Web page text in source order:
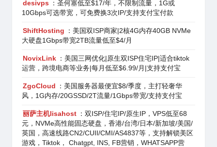
desivps
：圣何塞低至$17/年，不限制流量，1G或
10Gbps可选带宽，可免费换3次IP/支持支付宝付款
ShiftHosting
：美国双ISP商家|2核4G内存40GB NVMe
大硬盘1Gbps带宽2TB流量低至$4/月
NovixLink ：美国三网优化|原生双ISP住宅IP|适合tiktok
运营，跨境电商等业务|每月低至$6.99/月|支持支付宝
ZgoCloud
：美国服务器最便宜$8/季度，主打轻奢华
风，1G内存/20GSSD/2T流量/1Gbps带宽/支持支付宝
丽萨主机lisahost ：双ISP/住宅IP/原生IP，VPS低至68
元，NVMe高性能固态硬盘，香港/台湾/日本/新加坡/美国/
英国，高速线路CN2/CUII/CMI/AS4837等，支持解锁美区
游戏，Tiktok， Chatgpt, INS, FB营销，WHATSAPP营